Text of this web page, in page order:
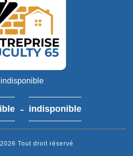
indisponible
- indisponible
Tout droit réservé